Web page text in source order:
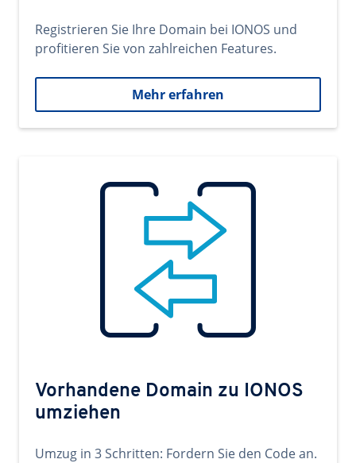
Registrieren Sie Ihre Domain bei IONOS und
profitieren Sie von zahlreichen Features.
Mehr erfahren
Vorhandene Domain zu IONOS
umziehen
Umzug in 3 Schritten: Fordern Sie den Code an.